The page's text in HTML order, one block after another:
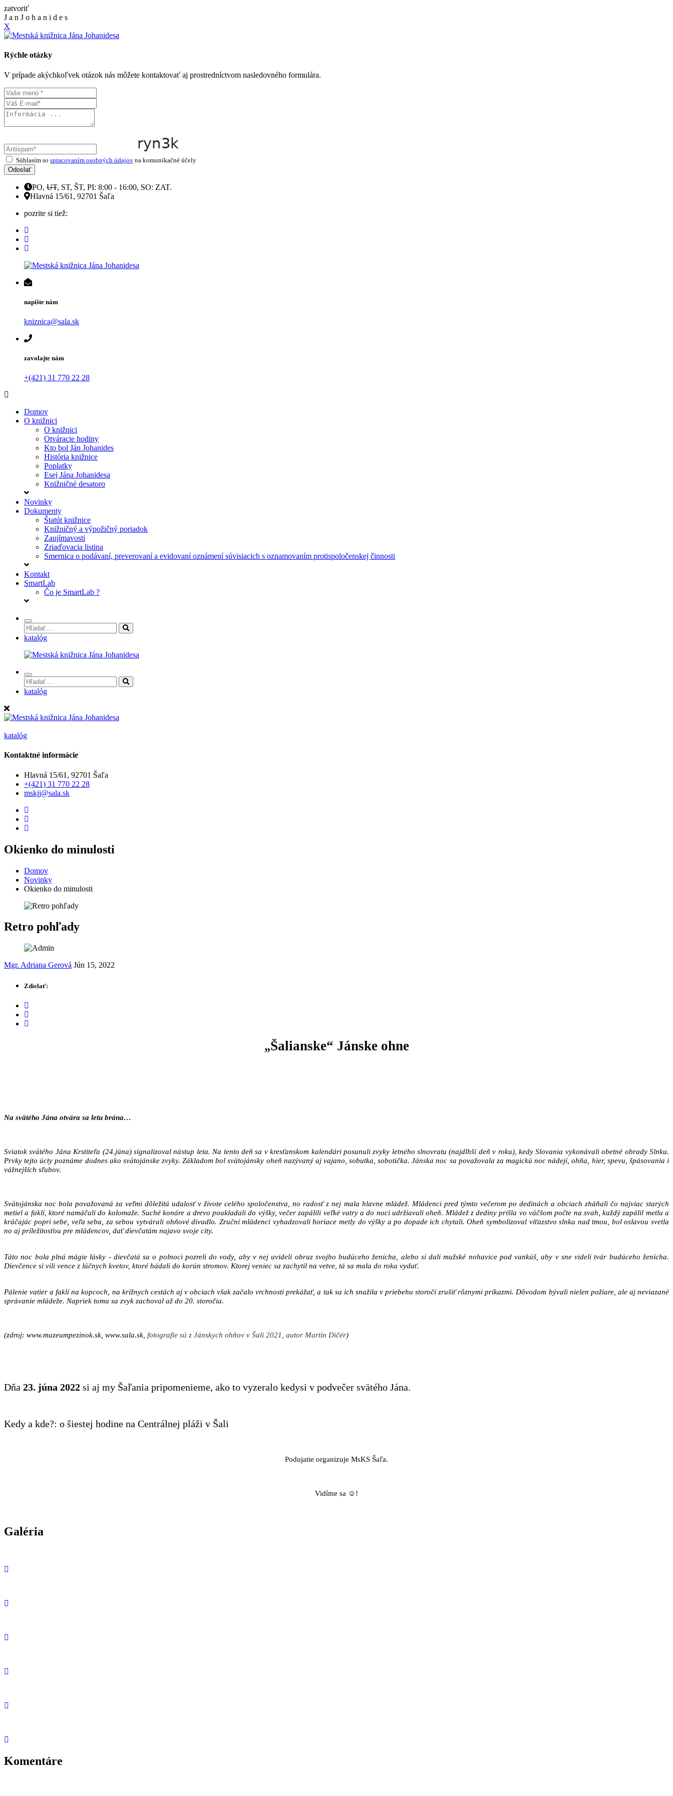
zatvoriť
J a n J o h a n i d e s
X
Rýchle otázky
V prípade akýchkoľvek otázok nás môžete kontaktovať aj prostredníctvom nasledovného formulára.
Súhlasím so spracovaním osobných údajov na komunikačné účely
Odoslať
PO, UT, ST, ŠT, PI: 8:00 - 16:00, SO: ZAT.
Hlavná 15/61, 92701 Šaľa
pozrite si tiež:
napíšte nám
kniznica@sala.sk
zavolajte nám
+(421) 31 770 22 28
Domov
O knižnici
O knižnici
Otváracie hodiny
Kto bol Ján Johanides
História knižnice
Poplatky
Esej Jána Johanidesa
Knižničné desatoro
Novinky
Dokumenty
Štatút knižnice
Knižničný a výpožičný poriadok
Zaujímavosti
Zriaďovacia listina
Smernica o podávaní, preverovaní a evidovaní oznámení súvisiacich s oznamovaním protispoločenskej činnosti
Kontakt
SmartLab
Čo je SmartLab ?
katalóg
katalóg
katalóg
Kontaktné informácie
Hlavná 15/61, 92701 Šaľa
+(421) 31 770 22 28
mskjj@sala.sk
Okienko do minulosti
Domov
Novinky
Okienko do minulosti
Retro pohľady
Mgr. Adriana Gerová Jún 15, 2022
Zdielať:
„Šalianske“ Jánske ohne
Na svätého Jána otvára sa letu brána…
Sviatok svätého Jána Krstiteľa (24.júna) signalizoval nástup leta. Na tento deň sa v kresťanskom kalendári posunuli zvyky letného slnovratu (najdlhší deň v roku), kedy Slovania vykonávali obetné obrady Slnku.
Prvky tejto úcty poznáme dodnes ako svätojánske zvyky. Základom bol svätojánsky oheň nazývaný aj vajano, sobutka, sobotička. Jánska noc sa považovala za magickú noc nádejí, ohňa, hier, spevu, špásovania i
vážnejších sľubov.
Svätojánska noc bola považovaná za veľmi dôležitú udalosť v živote celého spoločenstva, no radosť z nej mala hlavne mládež. Mládenci pred týmto večerom po dedinách a obciach zháňali čo najviac starých
metiel a faklí, ktoré namáčali do kolomaže. Suché konáre a drevo poukladali do výšky, večer zapálili veľké vatry a do noci udržiavali oheň. Mládež z dediny prišla vo väčšom počte na svah, každý zapálil metlu a
kráčajúc popri sebe, veľa seba, za sebou vytvárali ohňové divadlo. Zruční mládenci vyhadzovali horiace metly do výšky a po dopade ich chytali. Oheň symbolizoval víťazstvo slnka nad tmou, bol oslavou svetla
no aj príležitosťou pre mládencov, dať dievčatám najavo svoje city.
Táto noc bola plná mágie lásky - dievčatá sa o polnoci pozreli do vody, aby v nej uvideli obraz svojho budúceho ženícha, alebo si dali mužské nohavice pod vankúš, aby v sne videli tvár budúceho ženícha.
Dievčence si vili vence z lúčnych kvetov, ktoré hádali do korún stromov. Ktorej veniec sa zachytil na vetve, tá sa mala do roka vydať.
Pálenie vatier a faklí na kopcoch, na krížnych cestách aj v obciach však začalo vrchnosti prekážať, a tak sa ich snažila v priebehu storočí zrušiť rôznymi príkazmi. Dôvodom bývali nielen požiare, ale aj neviazané
správanie mládeže. Napriek tomu sa zvyk zachoval až do 20. storočia.
(zdroj: www.muzeumpezinok.sk, www.sala.sk, fotografie sú z Jánskych ohňov v Šali 2021, autor Martin Dičér)
Dňa 23. júna 2022 si aj my Šaľania pripomenieme, ako to vyzeralo kedysi v podvečer svätého Jána.
Kedy a kde?: o šiestej hodine na Centrálnej pláži v Šali
Podujatie organizuje MsKS Šaľa.
Vidíme sa ☺!
Galéria
Komentáre